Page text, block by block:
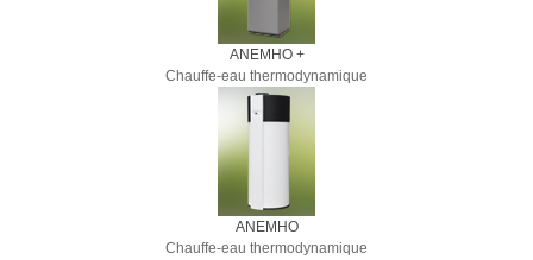
ANEMHO +
Chauffe-eau thermodynamique
ANEMHO
Chauffe-eau thermodynamique